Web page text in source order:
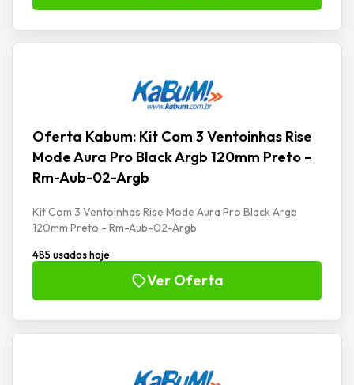
Oferta Kabum: Kit Com 3 Ventoinhas Rise
Mode Aura Pro Black Argb 120mm Preto –
Rm-Aub-02-Argb
Kit Com 3 Ventoinhas Rise Mode Aura Pro Black Argb
120mm Preto - Rm-Aub-02-Argb
485 usados hoje
Ver Oferta